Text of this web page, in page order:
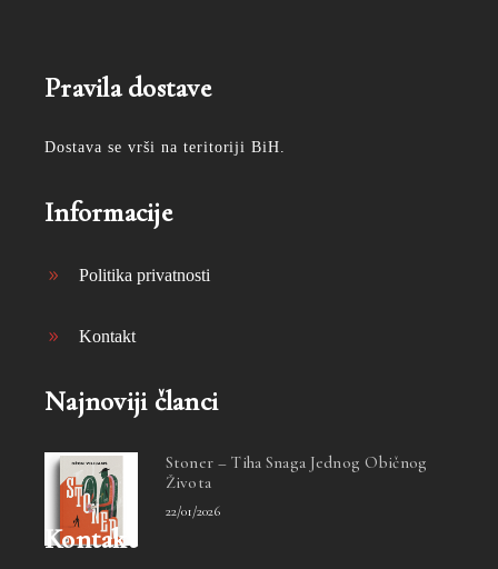
Pravila dostave
Dostava se vrši na teritoriji BiH.
Informacije
Politika privatnosti
Kontakt
Najnoviji članci
Stoner – Tiha Snaga Jednog Običnog
Života
22/01/2026
Kontakt